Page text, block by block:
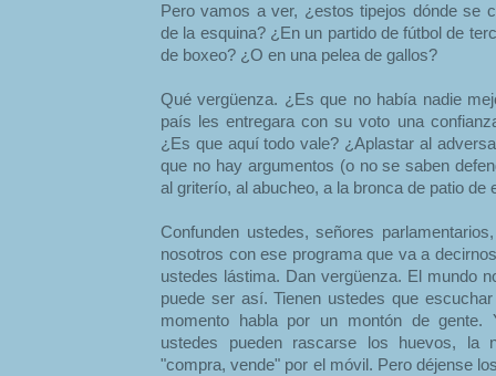
Pero vamos a ver, ¿estos tipejos dónde se
de la esquina? ¿En un partido de fútbol de
de boxeo? ¿O en una pelea de gallos?
Qué vergüenza. ¿Es que no había nadie
país les entregara con su voto una
¿Es que aquí todo vale? ¿Aplastar al
que no hay argumentos (o no se saben
al griterío, al abucheo, a la bronca de patio de
Confunden ustedes, señores
nosotros con ese programa que va a
ustedes lástima. Dan vergüenza. El mundo
puede ser así. Tienen ustedes que
momento habla por un montón de gente.
ustedes pueden rascarse los huevos, la
"compra, vende" por el móvil. Pero déjense